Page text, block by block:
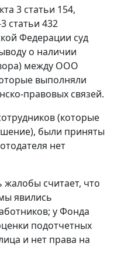
3 статьи 154,
статьи 432
Федерации суд
о наличии
между ООО
выполняли
правовых связей.
(которые
были приняты
нет
жалобы считает, что
явились
у Фонда
подотчетных
и нет права на